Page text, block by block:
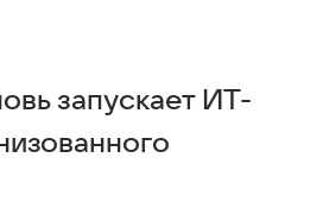
запускает ИТ-